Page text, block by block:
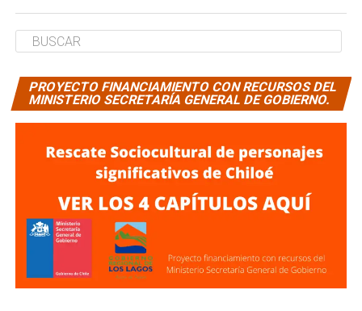
PROYECTO FINANCIAMIENTO CON RECURSOS DEL
MINISTERIO SECRETARÍA GENERAL DE GOBIERNO.